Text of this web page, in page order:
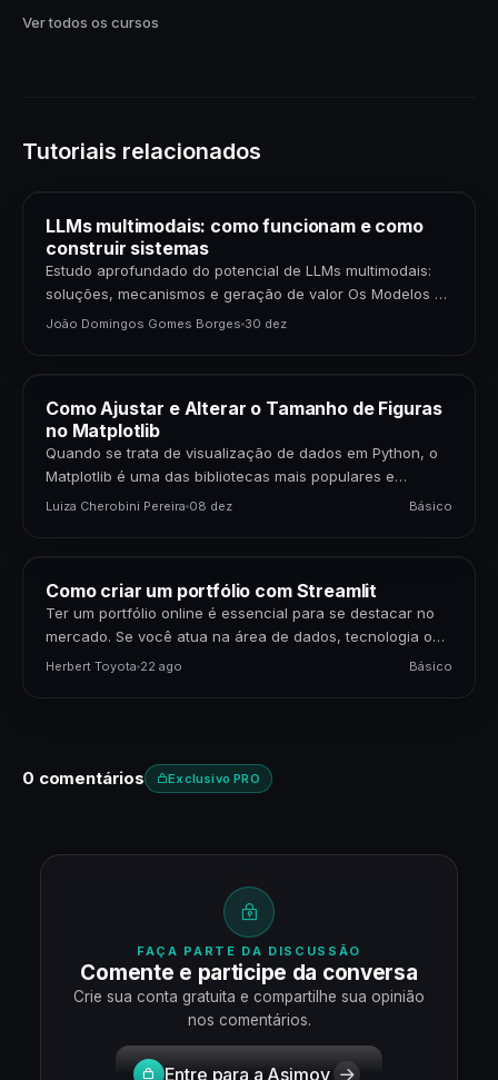
Ver todos os cursos
Tutoriais relacionados
LLMs multimodais: como funcionam e como
construir sistemas
Estudo aprofundado do potencial de LLMs multimodais:
soluções, mecanismos e geração de valor Os Modelos de
Linguagem de Grande Porte (LLMs) multimodais
João Domingos Gomes Borges 30 dez
Como Ajustar e Alterar o Tamanho de Figuras
no Matplotlib
Quando se trata de visualização de dados em Python, o
Matplotlib é uma das bibliotecas mais populares e
poderosas disponíveis. Para cientistas de dados,…
Luiza Cherobini Pereira 08 dez Básico
Como criar um portfólio com Streamlit
Ter um portfólio online é essencial para se destacar no
mercado. Se você atua na área de dados, tecnologia ou
negócios, apresentar seus projetos…
Herbert Toyota 22 ago Básico
0 comentários Exclusivo PRO
FAÇA PARTE DA DISCUSSÃO
Comente e participe da conversa
Crie sua conta gratuita e compartilhe sua opinião
nos comentários.
Entre para a Asimov